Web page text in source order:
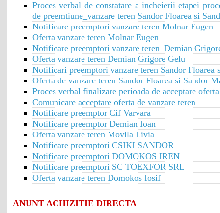
Proces verbal de constatare a incheierii etapei
de preemtiune_vanzare teren Sandor Floarea si
Notificare preemptori vanzare teren Molnar Eugen
Oferta vanzare teren Molnar Eugen
Notificare preemptori vanzare teren_Demian
Oferta vanzare teren Demian Grigore Gelu
Notificari preemptori vanzare teren Sandor Floarea
Oferta de vanzare teren Sandor Floarea si Sandor
Proces verbal finalizare perioada de acceptare
Comunicare acceptare oferta de vanzare teren
Notificare preemptor Cif Varvara
Notificare preemptor Demian Ioan
Oferta vanzare teren Movila Livia
Notificare preemptori CSIKI SANDOR
Notificare preemptori DOMOKOS IREN
Notificare preemptori SC TOEXFOR SRL
Oferta vanzare teren Domokos Iosif
ANUNT ACHIZITIE DIRECTA